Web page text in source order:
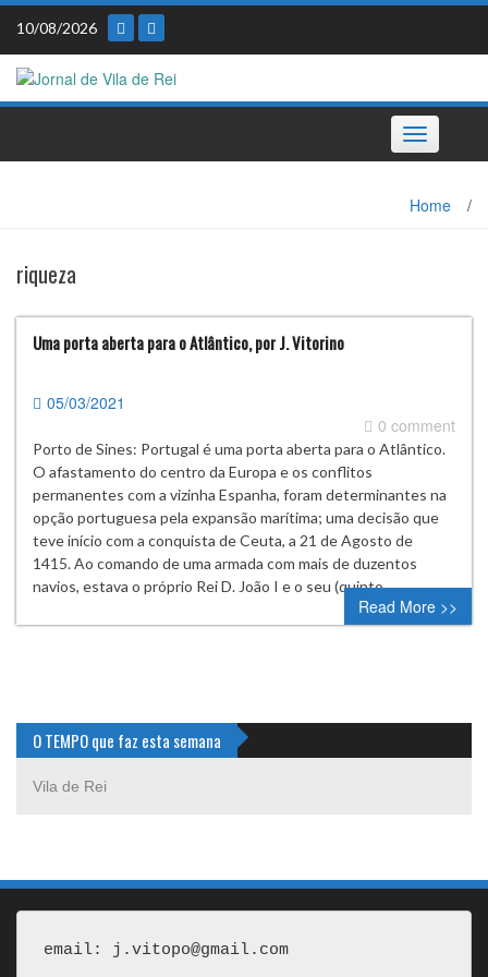
Skip
content
10/08/2026
Toggle
navigation
Home /
riqueza
Uma porta aberta para o Atlântico, por J. Vitorino
05/03/2021
0 comment
Porto de Sines: Portugal é uma porta aberta para o Atlântico.
O afastamento do centro da Europa e os conflitos
permanentes com a vizinha Espanha, foram determinantes na
opção portuguesa pela expansão marítima; uma decisão que
teve início com a conquista de Ceuta, a 21 de Agosto de
1415. Ao comando de uma armada com mais de duzentos
navios, estava o próprio Rei D. João I e o seu (quinto…
Read More >>
O TEMPO que faz esta semana
Vila de Rei
email: j.vitopo@gmail.com